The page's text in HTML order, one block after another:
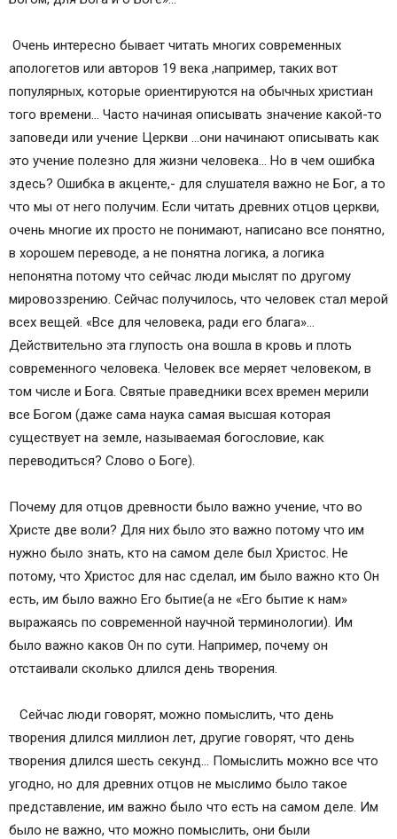
Очень интересно бывает читать многих современных
апологетов или авторов 19 века ,например, таких вот
популярных, которые ориентируются на обычных христиан
того времени… Часто начиная описывать значение какой-то
заповеди или учение Церкви …они начинают описывать как
это учение полезно для жизни человека… Но в чем ошибка
здесь? Ошибка в акценте,- для слушателя важно не Бог, а то
что мы от него получим. Если читать древних отцов церкви,
очень многие их просто не понимают, написано все понятно,
в хорошем переводе, а не понятна логика, а логика
непонятна потому что сейчас люди мыслят по другому
мировоззрению. Сейчас получилось, что человек стал мерой
всех вещей. «Все для человека, ради его блага»…
Действительно эта глупость она вошла в кровь и плоть
современного человека. Человек все меряет человеком, в
том числе и Бога. Святые праведники всех времен мерили
все Богом (даже сама наука самая высшая которая
существует на земле, называемая богословие, как
переводиться? Слово о Боге).
Почему для отцов древности было важно учение, что во
Христе две воли? Для них было это важно потому что им
нужно было знать, кто на самом деле был Христос. Не
потому, что Христос для нас сделал, им было важно кто Он
есть, им было важно Его бытие(а не «Его бытие к нам»
выражаясь по современной научной терминологии). Им
было важно каков Он по сути. Например, почему он
отстаивали сколько длился день творения.
Сейчас люди говорят, можно помыслить, что день
творения длился миллион лет, другие говорят, что день
творения длился шесть секунд… Помыслить можно все что
угодно, но для древних отцов не мыслимо было такое
представление, им важно было что есть на самом деле. Им
было не важно, что можно помыслить, они были